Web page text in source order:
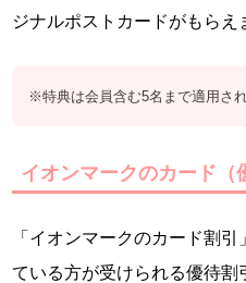
ジナルポストカードがもらえ
※特典は会員含む5名まで適用さ
イオンマークのカード（
「イオンマークのカード割
ている方が受けられる優待割